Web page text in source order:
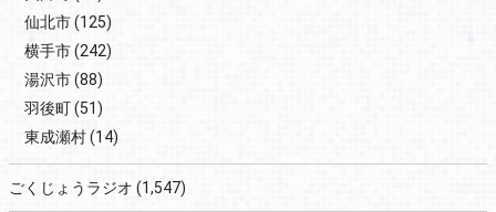
仙北市(125)
横手市(242)
湯沢市(88)
羽後町(51)
東成瀬村(14)
ごくじょうラジオ (1,547)